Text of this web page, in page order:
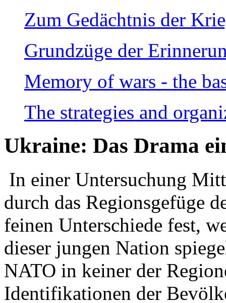
Zum Gedächtnis der
Grundzüge der
Memory of wars - the
The strategies and
Ukraine: Das Drama
In einer Untersuchung
durch das Regionsgefüge
feinen Unterschiede fest,
dieser jungen Nation
NATO in keiner der
Identifikationen der